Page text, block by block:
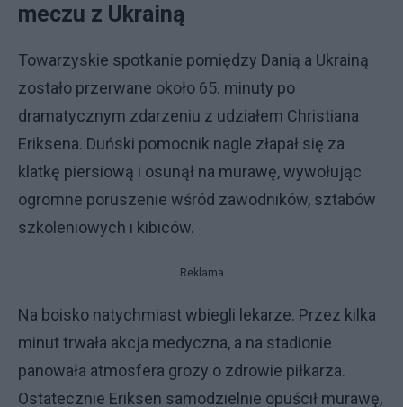
meczu z Ukrainą
Towarzyskie spotkanie pomiędzy Danią a Ukrainą
zostało przerwane około 65. minuty po
dramatycznym zdarzeniu z udziałem Christiana
Eriksena. Duński pomocnik nagle złapał się za
klatkę piersiową i osunął na murawę, wywołując
ogromne poruszenie wśród zawodników, sztabów
szkoleniowych i kibiców.
Reklama
Na boisko natychmiast wbiegli lekarze. Przez kilka
minut trwała akcja medyczna, a na stadionie
panowała atmosfera grozy o zdrowie piłkarza.
Ostatecznie Eriksen samodzielnie opuścił murawę,